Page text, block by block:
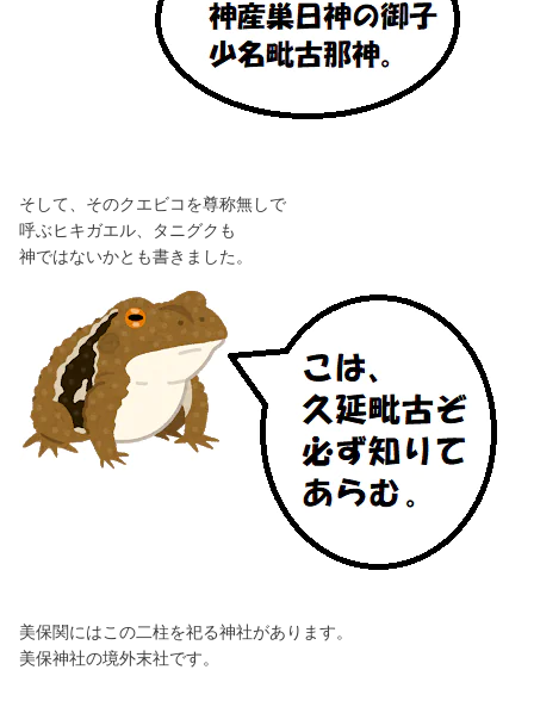
そして、そのクエビコを尊称無しで
呼ぶヒキガエル、タニグクも
神ではないかとも書きました。
美保関にはこの二柱を祀る神社があります。
美保神社の境外末社です。